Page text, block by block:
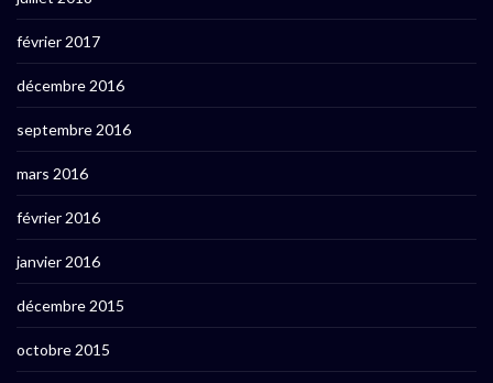
février 2017
décembre 2016
septembre 2016
mars 2016
février 2016
janvier 2016
décembre 2015
octobre 2015